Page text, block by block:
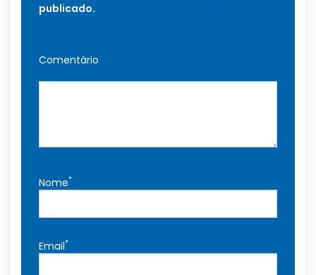
publicado.
Comentário
Nome*
Email*